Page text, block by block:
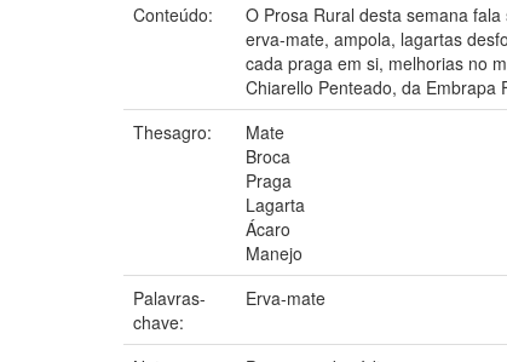
Conteúdo:
O Prosa Rural desta semana
erva-mate, ampola, lagartas
cada praga em si, melhorias no
Chiarello Penteado, da Embrapa
Thesagro:
Mate
Broca
Praga
Lagarta
Ácaro
Manejo
Palavras-
chave:
Erva-mate